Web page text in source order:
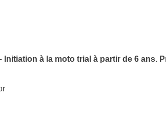
à la moto trial à partir de 6 ans.